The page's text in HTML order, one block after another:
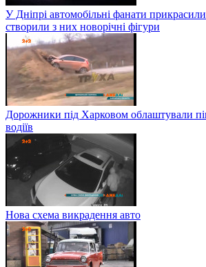
У Дніпрі автомобільні фанати
створили з них новорічні фігури
Дорожники під Харковом облаштували
водіїв
Нова схема викрадення авто